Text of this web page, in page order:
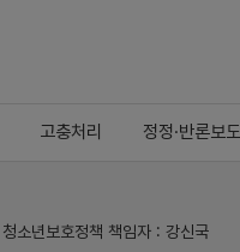
고충처리 정정·반론보도
청소년보호정책 책임자 : 강신국